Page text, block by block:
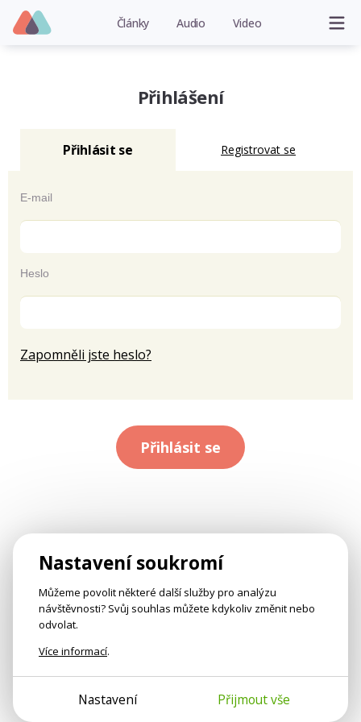
Články Audio Video
Přihlášení
Přihlásit se Registrovat se
E-mail
Heslo
Zapomněli jste heslo?
Přihlásit se
Nastavení soukromí
Můžeme povolit některé další služby pro analýzu
návštěvnosti? Svůj souhlas můžete kdykoliv změnit nebo
odvolat.
Více informací.
Nastavení Přijmout vše